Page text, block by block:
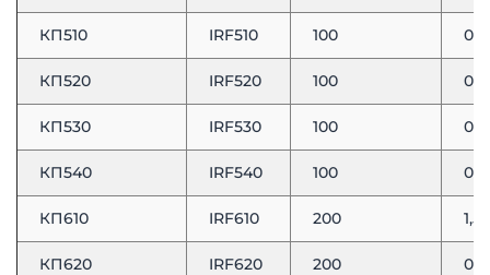
КП510 IRF510 100
КП520 IRF520 100
КП530 IRF530 100
КП540 IRF540 100
КП610 IRF610 200 1,5
КП620 IRF620 200 0,8